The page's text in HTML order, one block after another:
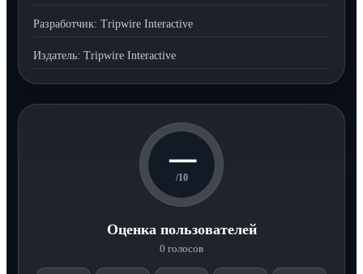
Разработчик: Tripwire Interactive
Издатель: Tripwire Interactive
—
/10
Оценка пользователей
0 голосов